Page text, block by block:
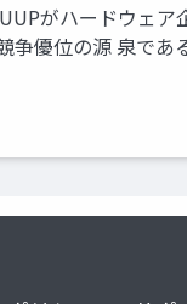
がハードウェア
優位の源 泉で